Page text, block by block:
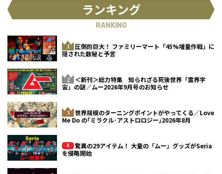
ランキング
RANKING
圧倒的巨大！ ファミリーマート「45%増量作戦」に
隠された数秘と予言
＜新刊＞総力特集 知られざる死後世界「霊界宇
宙」の謎／ムー2026年9月号のお知らせ
世界規模のターニングポイントがやってくる／Love
Me Do の｢ミラクル･アストロロジー｣2026年8月
驚異の29アイテム！ 大量の「ムー」グッズがSeria
を侵略開始